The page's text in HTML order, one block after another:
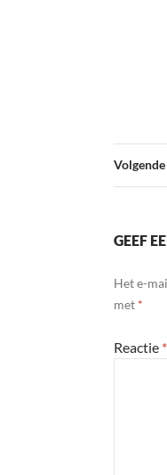
GEEF
Het e-
met *
Reactie *